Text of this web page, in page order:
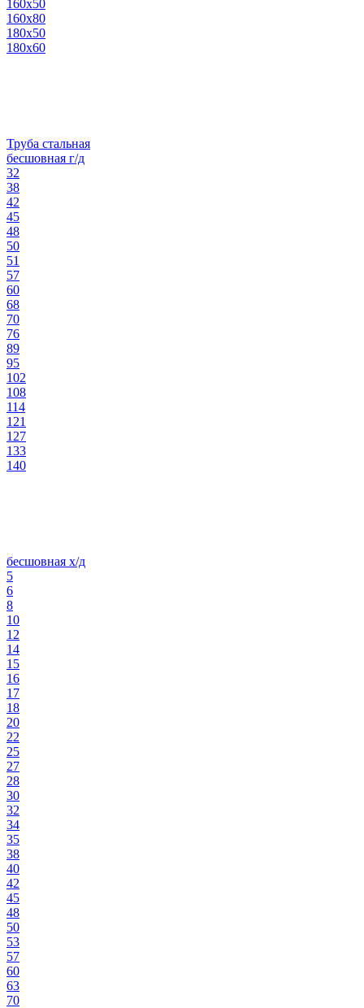
160х50
160х80
180х50
180х60
Труба стальная
бесшовная г/д
32
38
42
45
48
50
51
57
60
68
70
76
89
95
102
108
114
121
127
133
140
бесшовная х/д
5
6
8
10
12
14
15
16
17
18
20
22
25
27
28
30
32
34
35
38
40
42
45
48
50
53
57
60
63
70